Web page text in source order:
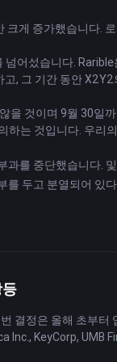
게 증가했습니다.
어섰습니다.
, 그 기간 동안
을 것이며 9월 30일
는 것입니다. 우리
과를 중단했습니다.
를 두고 분열되어 있
서비스를 종료할 것
어떠한 진술도 하지
결정은 올해 초부터
KeyCorp, UMB